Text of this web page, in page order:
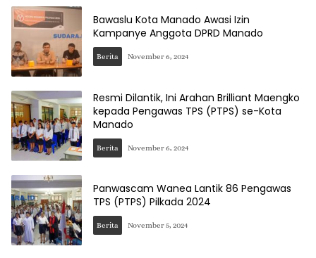
Bawaslu Kota Manado Awasi Izin
Kampanye Anggota DPRD Manado
Berita November 6, 2024
Resmi Dilantik, Ini Arahan Brilliant Maengko
kepada Pengawas TPS (PTPS) se-Kota
Manado
Berita November 6, 2024
Panwascam Wanea Lantik 86 Pengawas
TPS (PTPS) Pilkada 2024
Berita November 5, 2024